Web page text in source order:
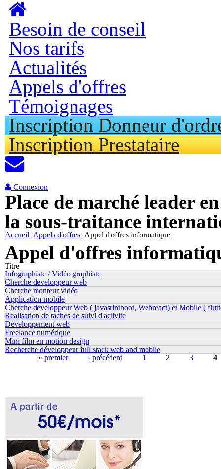
Besoin de conseil
Nos tarifs
Actualités
Appels d'offres
Témoignages
Inscription Donneur
Inscription Prestataire
Connexion
Place de marché leader
la sous-traitance
Accueil Appels d'offres Appel d'offres informatique
Appel d'offres
Titre
Infographiste / Vidéo graphiste
Cherche developpeur web
Cherche monteur vidéo
Application mobile
Cherche developpeur Web ( javasrintboot, Webreact) et Mobile (
Réalisation de taches de suivi d'activité
Développement web
Freelance numérique
Mini film en motion design
Recherche développeur full stack web and mobile
« premier ‹ précédent 1 2 3 4